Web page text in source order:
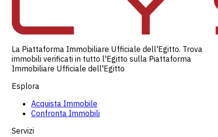
La Piattaforma Immobiliare Ufficiale dell'Egitto. Trova
immobili verificati in tutto l'Egitto sulla Piattaforma
Immobiliare Ufficiale dell'Egitto
Esplora
Acquista Immobile
Confronta Immobili
Servizi